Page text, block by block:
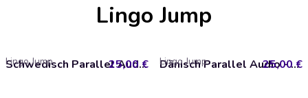
Lingo Jump
Schwedisch Parallel Audio - Teil 1
Lingo Jump 25,00 € Dänisch Parallel Audio - Teil 1
Lingo Jump 25,00 €